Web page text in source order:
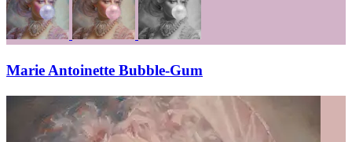
Marie Antoinette Bubble-Gum